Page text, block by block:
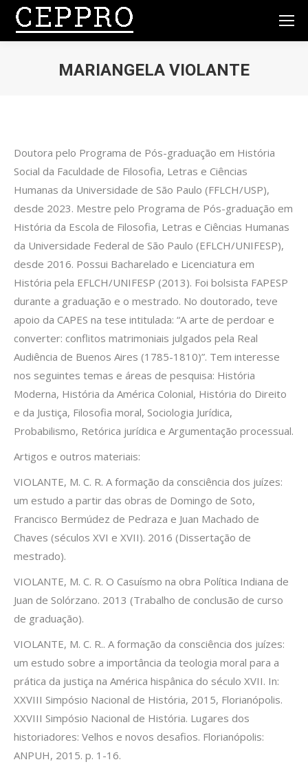
MARIANGELA VIOLANTE
Doutora pelo Programa de Pós-graduação em História
Social da Faculdade de Filosofia, Letras e Ciências
Humanas da Universidade de São Paulo (FFLCH/USP),
desde 2023. Mestre pelo Programa de Pós-graduação em
História da Escola de Filosofia, Letras e Ciências Humanas
da Universidade Federal de São Paulo (EFLCH/UNIFESP),
desde 2016. Possui Bacharelado e Licenciatura em
História pela EFLCH/UNIFESP (2013). Foi bolsista FAPESP
durante a graduação e o mestrado. No doutorado, teve
apoio da CAPES na tese intitulada: “A arte de perdoar e
converter: conflitos matrimoniais julgados pela Real
Audiência de Buenos Aires (1785-1810)”. Tem interesse
nos seguintes temas e áreas de pesquisa: História
Moderna, História da América Colonial, História do Direito
e da Justiça, Filosofia moral, Sociologia Jurídica,
Probabilismo, Retórica jurídica e Argumentação processual.
Artigos e outros materiais:
VIOLANTE, M. C. R. A formação da consciência dos juízes:
um estudo a partir das obras de Domingo de Soto,
Francisco Bermúdez de Pedraza e Juan Machado de
Chaves (séculos XVI e XVII). 2016 (Dissertação de
mestrado).
VIOLANTE, M. C. R. O Casuísmo na obra Política Indiana de
Juan de Solórzano. 2013 (Trabalho de conclusão de curso
de graduação).
VIOLANTE, M. C. R.. A formação da consciência dos juízes:
um estudo sobre a importância da teologia moral para a
prática da justiça na América hispânica do século XVII. In:
XXVIII Simpósio Nacional de História, 2015, Florianópolis.
XXVIII Simpósio Nacional de História. Lugares dos
historiadores: Velhos e novos desafios. Florianópolis:
ANPUH, 2015. p. 1-16.